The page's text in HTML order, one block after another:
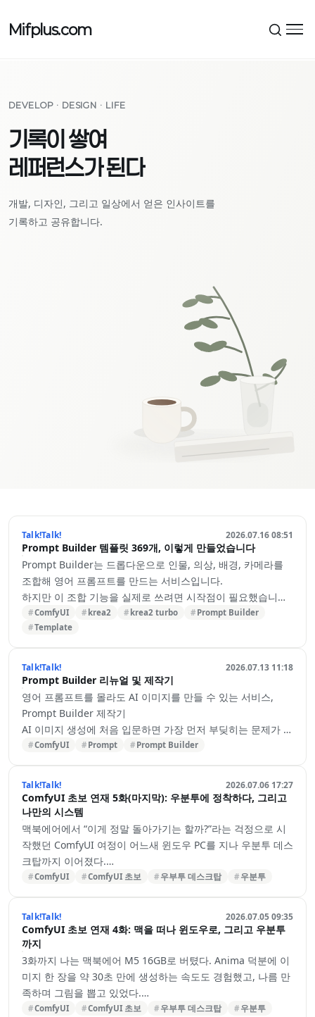
Mifplus.com
DEVELOP · DESIGN · LIFE
기록이 쌓여
레퍼런스가 된다
개발, 디자인, 그리고 일상에서 얻은 인사이트를
기록하고 공유합니다.
Talk!Talk! 2026.07.16 08:51
Prompt Builder 템플릿 369개, 이렇게 만들었습니다
Prompt Builder는 드롭다운으로 인물, 의상, 배경, 카메라를
조합해 영어 프롬프트를 만드는 서비스입니다.
하지만 이 조합 기능을 실제로 쓰려면 시작점이 필요했습니다.
빈 화면에서 처음부터 하나씩 고르는 건, 익숙하지 않은 사람에
게는 그 자체로 또 다른 벽이었기 때문입니다.
그래서 템플릿을 만들기 시작했고, 지금까지 369개가 쌓였습
니다.
템플릿이란 무엇인가?
· Prompt Builder에서 템플릿은 빈칸이 들어간 프롬프트 문장
입니다.
· 예를 들면 이런 식입니다.
· {머리색} 헤어의 여성이 {배경}에서 {포즈} 자세를 취하고 있
다운에서 고르면 됩니다.
· 템플릿 하나가 곧 하나의 완성된 장면 콘셉트인…
ComfyUI krea2 krea2 turbo
Prompt Builder
Template
Talk!Talk! 2026.07.13 11:18
Prompt Builder 리뉴얼 및 제작기
영어 프롬프트를 몰라도 AI 이미지를 만들 수 있는 서비스,
Prompt Builder 제작기
AI 이미지 생성에 처음 입문하면 가장 먼저 부딪히는 문제가 있
습니다.
“그리고 싶은 장면은 머릿속에 있는데, 영어 프롬프트를 어떻
게 작성해야 할지 모르겠다.”
프롬프트를 검색해 복사해보기도 하고, 번역기를 사용해보기
도 하지만 원하는 결과를 얻기는 쉽지 않습니다. 인물, 의상, 포
즈, 카메라 구도, 배경, 화질 표현을 모두 직접 조합해야 하기
때문입니다.
이 문제를 해결하기 위해 만든 서비스가 Prompt Builder입니
다.
으로 조립해주는 서비스입니다. 완성된 프롬프트는 복사해서…
ComfyUI Prompt Prompt Builder
Talk!Talk! 2026.07.06 17:27
ComfyUI 초보 연재 5화(마지막): 우분투에 정착하다, 그리고
나만의 시스템
맥북에어에서 “이게 정말 돌아가기는 할까?”라는 걱정으로 시
작했던 ComfyUI 여정이 어느새 윈도우 PC를 지나 우분투 데스
크탑까지 이어졌다.
처음에는 그저 이미지를 한 장 만들어보는 것이 목표였다. 하지
만 여러 운영체제와 모델을 직접 경험하면서 점점 내가 원하는
작업 방식이 무엇인지 알게 됐다.
그리고 결국 남들이 좋다고 하는 환경이 아니라, 내가 실제로
편하게 사용할 수 있는 시스템을 만들게 됐다.
우분투에는 ComfyUI 데스크탑 앱이 없었다
우분투로 넘어온 뒤 처음 알게 된 사실이 하나 있었다.
맥이나 윈도우에서는 비교적 쉽게 설치할 수 있는 ComfyUI 데
스크탑 버전이 제공되지만, 우분투에서는 클릭 몇 번으로 설치
ComfyUI ComfyUI 초보 우부투 데스크탑 우분투
Talk!Talk! 2026.07.05 09:35
ComfyUI 초보 연재 4화: 맥을 떠나 윈도우로, 그리고 우분투
까지
3화까지 나는 맥북에어 M5 16GB로 버텼다. Anima 덕분에 이
미지 한 장을 약 30초 만에 생성하는 속도도 경험했고, 나름 만
족하며 그림을 뽑고 있었다.
그런데 시간이 지날수록 한 가지 감정이 계속 쌓였다.
ComfyUI ComfyUI 초보 우부투 데스크탑 우분투